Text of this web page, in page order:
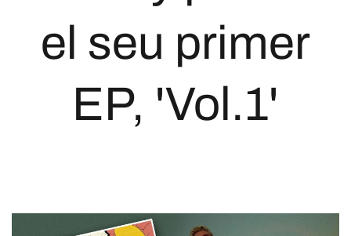
el seu primer
EP, 'Vol.1'